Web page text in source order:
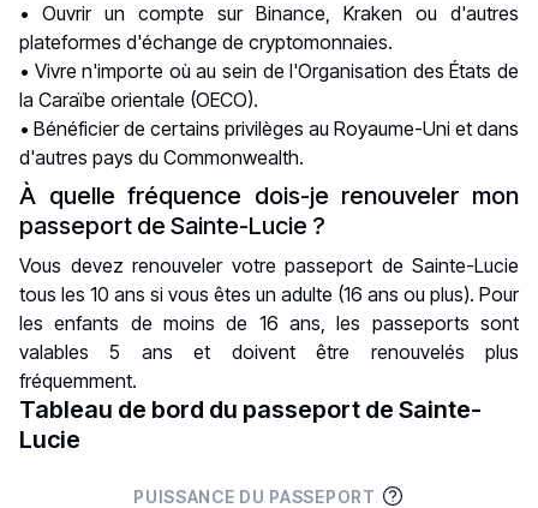
• Ouvrir un compte sur Binance, Kraken ou d'autres
plateformes d'échange de cryptomonnaies.
• Vivre n'importe où au sein de l'Organisation des États de
la Caraïbe orientale (OECO).
• Bénéficier de certains privilèges au Royaume-Uni et dans
d'autres pays du Commonwealth.
À quelle fréquence dois-je renouveler mon
passeport de Sainte-Lucie ?
Vous devez renouveler votre passeport de Sainte-Lucie
tous les 10 ans si vous êtes un adulte (16 ans ou plus). Pour
les enfants de moins de 16 ans, les passeports sont
valables 5 ans et doivent être renouvelés plus
fréquemment.
Tableau de bord du passeport de Sainte-
Lucie
PUISSANCE DU PASSEPORT